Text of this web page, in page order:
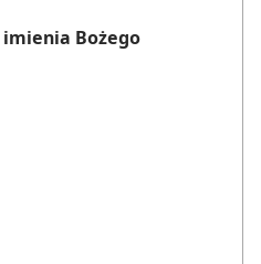
Bożego